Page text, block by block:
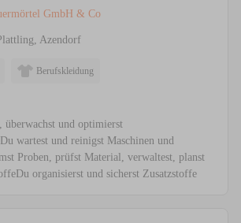
GmbH & Co
Azendorf
Berufskleidung
überwachst und optimierst
wartest und reinigst Maschinen und
Proben, prüfst Material, verwaltest, planst
organisierst und sicherst Zusatzstoffe